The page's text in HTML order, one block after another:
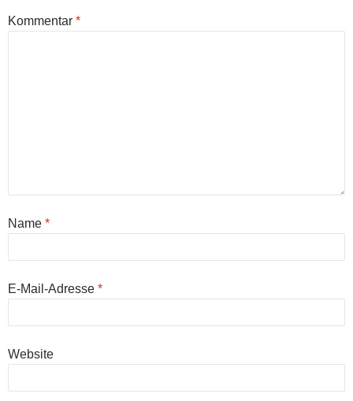
Kommentar *
Name *
E-Mail-Adresse *
Website